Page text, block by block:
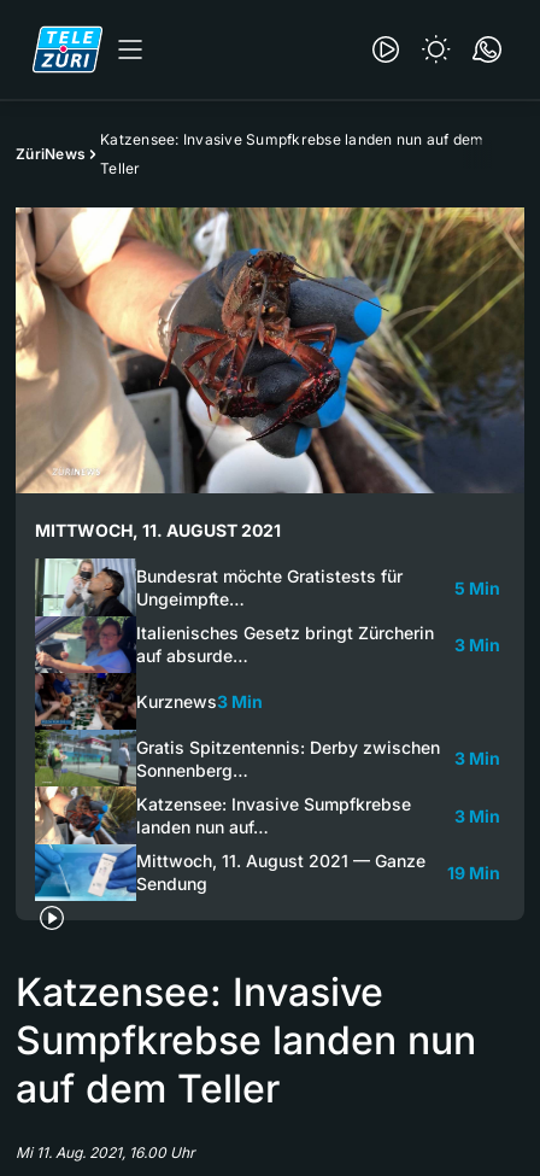
ZüriNews
Katzensee: Invasive Sumpfkrebse landen nun auf dem
Teller
MITTWOCH, 11. AUGUST 2021
Bundesrat möchte Gratistests für
Ungeimpfte…
5 Min
Italienisches Gesetz bringt Zürcherin
auf absurde…
3 Min
Kurznews3 Min
Gratis Spitzentennis: Derby zwischen
Sonnenberg…
3 Min
Katzensee: Invasive Sumpfkrebse
landen nun auf…
3 Min
Mittwoch, 11. August 2021 — Ganze
Sendung
19 Min
Katzensee: Invasive
Sumpfkrebse landen nun
auf dem Teller
Mi 11. Aug. 2021, 16.00 Uhr